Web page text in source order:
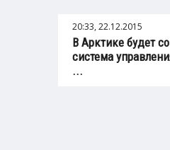
20:33, 22.12.2015
В Арктике будет
система
...